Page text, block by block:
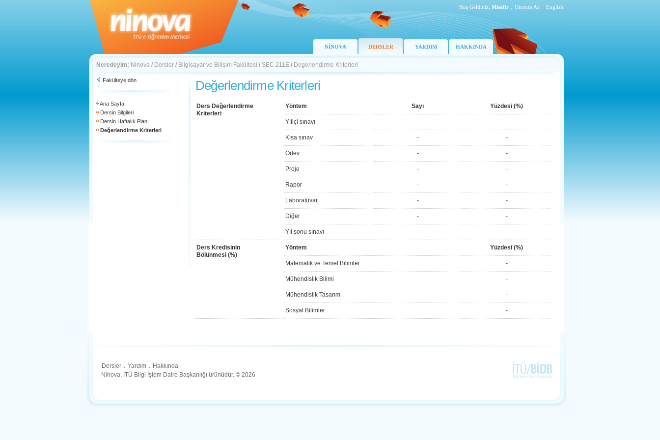
Hoş Geldiniz, Misafir Oturum Aç English
NİNOVA DERSLER YARDIM HAKKINDA
Neredeyim: Ninova / Dersler / Bilgisayar ve Bilişim Fakültesi / SEC 211E / Degerlendirme Kriterleri
Fakülteye dön
Ana Sayfa
Dersin Bilgileri
Dersin Haftalık Planı
Değerlendirme Kriterleri
Değerlendirme Kriterleri
Ders Değerlendirme
Kriterleri
Yöntem Sayı Yüzdesi (%)
Yıliçi sınavı - -
Kısa sınav - -
Ödev - -
Proje - -
Rapor - -
Laboratuvar - -
Diğer - -
Yıl sonu sınavı - -
Ders Kredisinin
Bölünmesi (%)
Yöntem Yüzdesi (%)
Matematik ve Temel Bilimler -
Mühendislik Bilimi -
Mühendislik Tasarım -
Sosyal Bilimler -
Dersler . Yardım . Hakkında
Ninova, İTÜ Bilgi İşlem Daire Başkanlığı ürünüdür. © 2026